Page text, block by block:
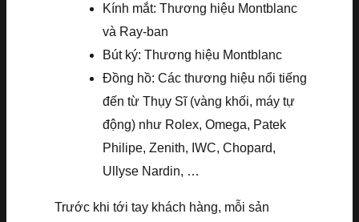
Kính mắt: Thương hiệu Montblanc
và Ray-ban
Bút ký: Thương hiệu Montblanc
Đồng hồ: Các thương hiệu nổi tiếng
đến từ Thụy Sĩ (vàng khối, máy tự
động) như Rolex, Omega, Patek
Philipe, Zenith, IWC, Chopard,
Ullyse Nardin, …
Trước khi tới tay khách hàng, mỗi sản